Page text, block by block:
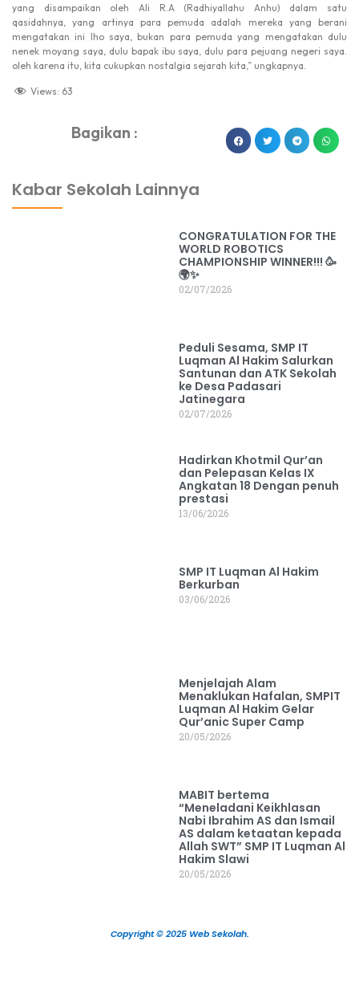
yang disampaikan oleh Ali R.A (Radhiyallahu Anhu) dalam satu
qasidahnya, yang artinya para pemuda adalah mereka yang berani
mengatakan ini lho saya, bukan para pemuda yang mengatakan dulu
nenek moyang saya, dulu bapak ibu saya, dulu para pejuang negeri saya.
oleh karena itu, kita cukupkan nostalgia sejarah kita,” ungkapnya.
Views: 63
Bagikan :
Kabar Sekolah Lainnya
CONGRATULATION FOR THE
WORLD ROBOTICS
CHAMPIONSHIP WINNER!!! 🥳
🌍✨
02/07/2026
Peduli Sesama, SMP IT
Luqman Al Hakim Salurkan
Santunan dan ATK Sekolah
ke Desa Padasari
Jatinegara
02/07/2026
Hadirkan Khotmil Qur’an
dan Pelepasan Kelas IX
Angkatan 18 Dengan penuh
prestasi
13/06/2026
SMP IT Luqman Al Hakim
Berkurban
03/06/2026
Menjelajah Alam
Menaklukan Hafalan, SMPIT
Luqman Al Hakim Gelar
Qur’anic Super Camp
20/05/2026
MABIT bertema
“Meneladani Keikhlasan
Nabi Ibrahim AS dan Ismail
AS dalam ketaatan kepada
Allah SWT” SMP IT Luqman Al
Hakim Slawi
20/05/2026
Copyright © 2025 Web Sekolah.